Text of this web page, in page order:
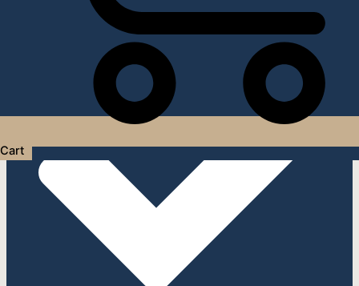
Cart